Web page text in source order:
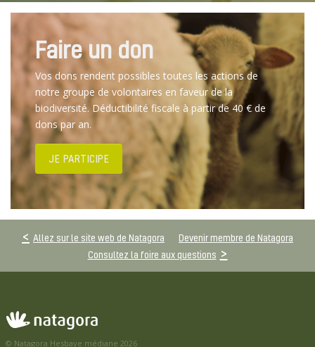
Faire un don
Vos dons rendent possibles toutes les actions de
notre groupe de volontaires en faveur de la
biodiversité. Déductibilité fiscale à partir de 40 € de
dons par an.
JE PARTICIPE
Allez sur le site web de Natagora
Devenir membre de Natagora
Consultez la foire aux questions
© Natagora Hesbaye médiane 2026